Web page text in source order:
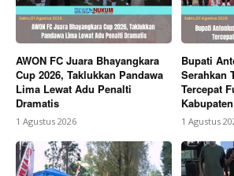
AWON FC Juara Bhayangkara
Cup 2026, Taklukkan Pandawa
Lima Lewat Adu Penalti
Dramatis
1 Agustus 2026
Bupati
Serahkan
Tercepat
1 Agustus